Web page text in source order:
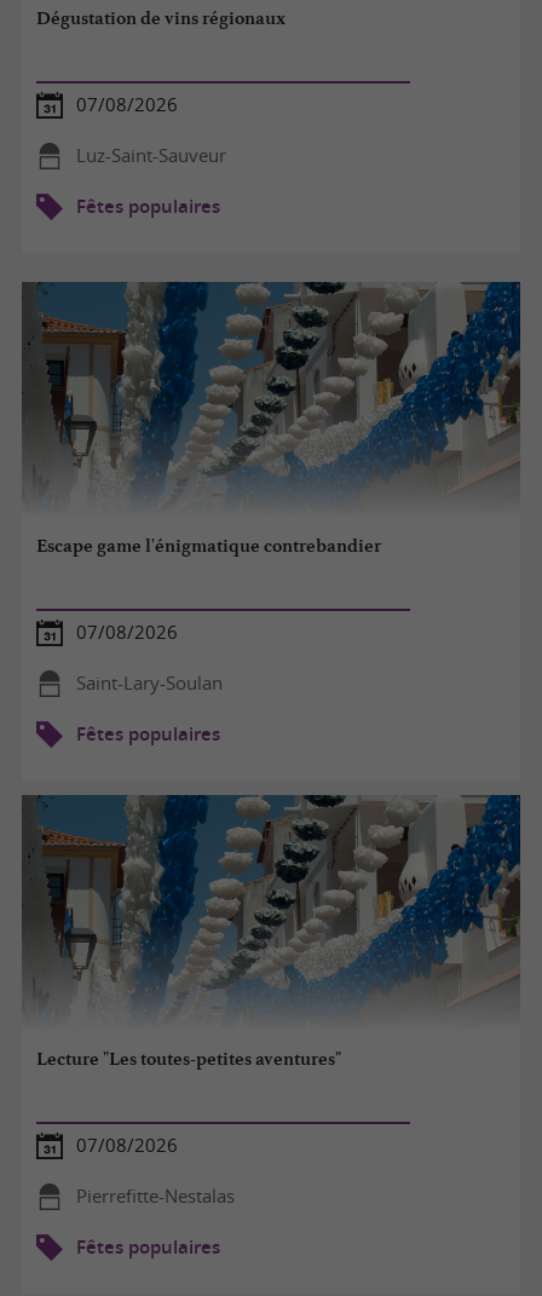
Dégustation de vins régionaux
07/08/2026
Luz-Saint-Sauveur
Fêtes populaires
Escape game l'énigmatique contrebandier
07/08/2026
Saint-Lary-Soulan
Fêtes populaires
Lecture "Les toutes-petites aventures"
07/08/2026
Pierrefitte-Nestalas
Fêtes populaires